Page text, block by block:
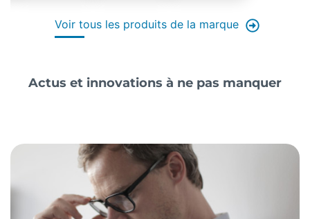
Voir tous les produits de la marque
Actus et innovations à ne pas manquer